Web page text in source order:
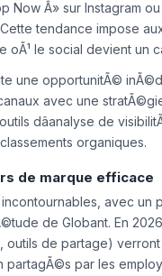
via une
Â» sur Instagram
tendance impose
le social devient un
une opportunitÃ©
avec une
dâanalyse de
de marque efficace
avec un
de Globant. En
outils de partage)